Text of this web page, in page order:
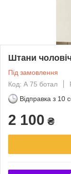
Штани
Під замовлення
Код: А 75 ботал
Відправка з 10
2 100 ₴